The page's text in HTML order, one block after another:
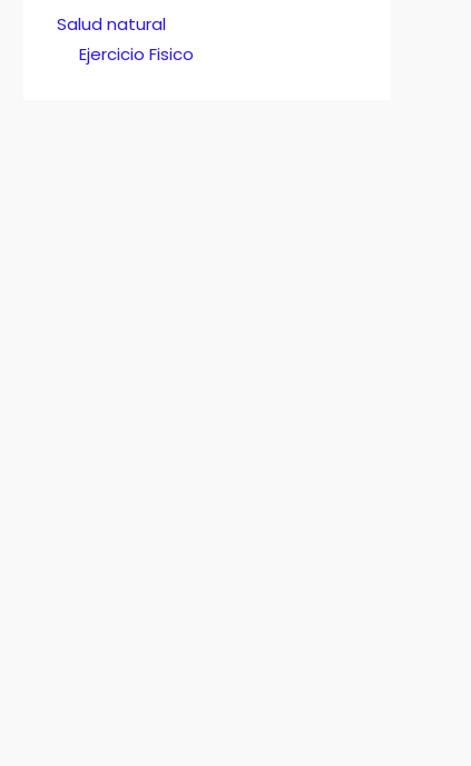
Salud natural
Ejercicio Fisico